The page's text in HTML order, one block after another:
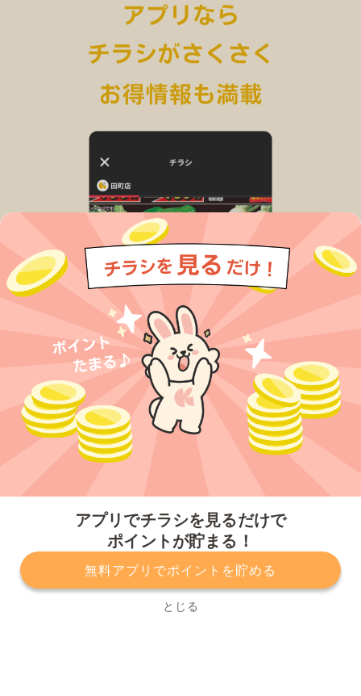
アプリでチラシを見るだけで
ポイントが貯まる！
無料アプリでポイントを貯める
とじる
プライバシーポリシー 利用規約
運営会社
サービスに関してのお問い合わせ